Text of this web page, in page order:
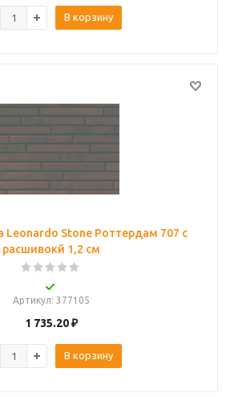
В корзину
Leonardo Stone Роттердам 707 с
расшивокй 1,2 см
Артикул: 377105
1 735.20₽
В корзину